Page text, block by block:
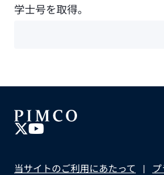
学士号を取得。
当サイトのご利用にあたって